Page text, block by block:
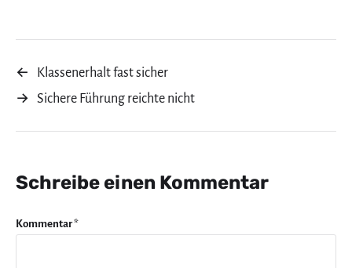
←
Klassenerhalt fast sicher
→
Sichere Führung reichte nicht
Schreibe einen Kommentar
Kommentar*